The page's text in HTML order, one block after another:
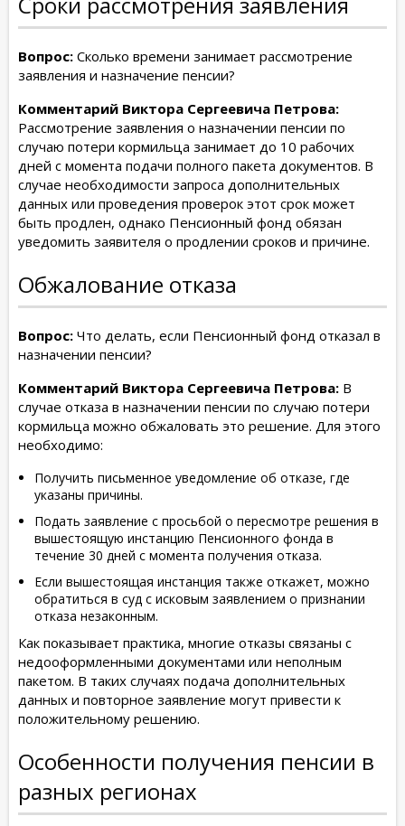
Вопрос: Сколько времени занимает рассмотрение
заявления и назначение пенсии?
Комментарий Виктора Сергеевича Петрова:
Рассмотрение заявления о назначении пенсии по
случаю потери кормильца занимает до 10 рабочих
дней с момента подачи полного пакета документов. В
случае необходимости запроса дополнительных
данных или проведения проверок этот срок может
быть продлен, однако Пенсионный фонд обязан
уведомить заявителя о продлении сроков и причине.
Обжалование отказа
Вопрос: Что делать, если Пенсионный фонд отказал в
назначении пенсии?
Комментарий Виктора Сергеевича Петрова: В
случае отказа в назначении пенсии по случаю потери
кормильца можно обжаловать это решение. Для этого
необходимо:
Получить письменное уведомление об отказе, где
указаны причины.
Подать заявление с просьбой о пересмотре решения в
вышестоящую инстанцию Пенсионного фонда в
течение 30 дней с момента получения отказа.
Если вышестоящая инстанция также откажет, можно
обратиться в суд с исковым заявлением о признании
отказа незаконным.
Как показывает практика, многие отказы связаны с
недооформленными документами или неполным
пакетом. В таких случаях подача дополнительных
данных и повторное заявление могут привести к
положительному решению.
Особенности получения пенсии в
разных регионах